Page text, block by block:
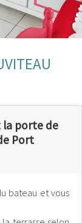
la porte de
Port
bateau et vous